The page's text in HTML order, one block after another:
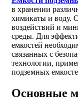
в хранении
химикаты и воду.
воздействий и
среды. Для
емкостей
связанных с
технологии,
подземных
Основные